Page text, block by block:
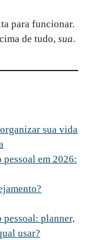
para funcionar.
de tudo, sua.
sua vida
em 2026:
pessoal: planner,
usar?